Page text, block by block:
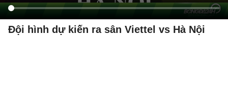
Đội hình dự kiến ra sân Viettel vs Hà Nội